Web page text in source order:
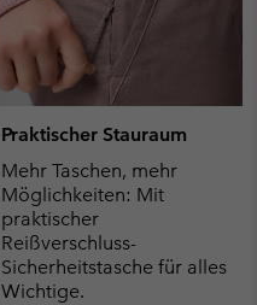
Praktischer Stauraum
Mehr Taschen, mehr
Möglichkeiten: Mit
praktischer
Reißverschluss-
Sicherheitstasche für alles
Wichtige.